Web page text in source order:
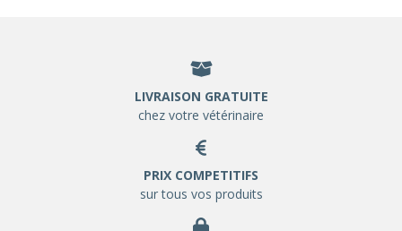
LIVRAISON GRATUITE
chez votre vétérinaire
PRIX COMPETITIFS
sur tous vos produits